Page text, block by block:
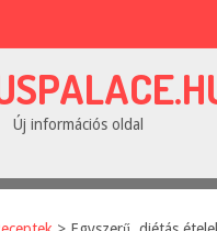
Új információs oldal